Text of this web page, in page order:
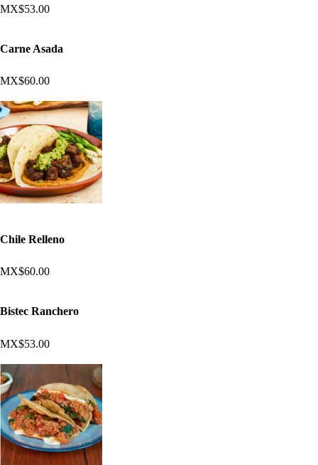
MX$53.00
Carne Asada
MX$60.00
Chile Relleno
MX$60.00
Bistec Ranchero
MX$53.00